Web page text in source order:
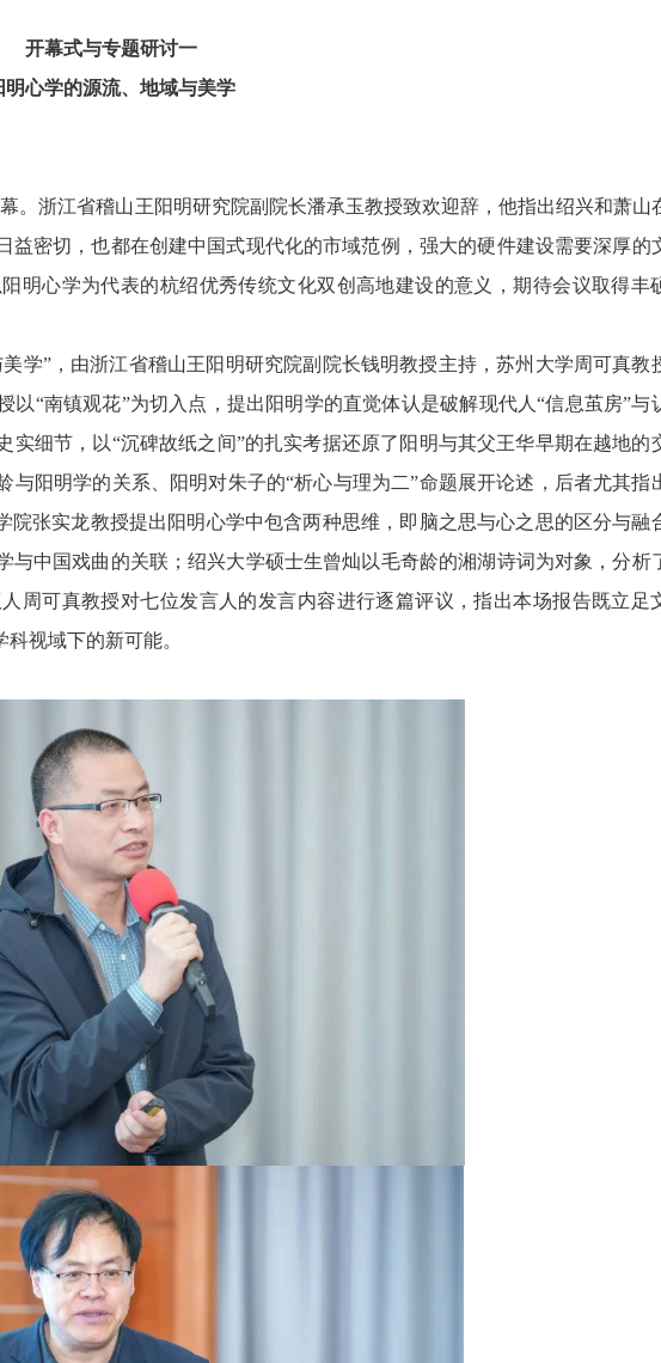
开幕式与专题研讨一
明心学的源流、地域与美学
。浙江省稽山王阳明研究院副院长潘承玉教授致欢迎辞，他指出绍兴和萧山
密切，也都在创建中国式现代化的市域范例，强大的硬件建设需要深厚的
明心学为代表的杭绍优秀传统文化双创高地建设的意义，期待会议取得丰
学”，由浙江省稽山王阳明研究院副院长钱明教授主持，苏州大学周可真教
“南镇观花”为切入点，提出阳明学的直觉体认是破解现代人“信息茧房”与
细节，以“沉碑故纸之间”的扎实考据还原了阳明与其父王华早期在越地的
阳明学的关系、阳明对朱子的“析心与理为二”命题展开论述，后者尤其指
院张实龙教授提出阳明心学中包含两种思维，即脑之思与心之思的区分与融
中国戏曲的关联；绍兴大学硕士生曾灿以毛奇龄的湘湖诗词为对象，分析
周可真教授对七位发言人的发言内容进行逐篇评议，指出本场报告既立足
视域下的新可能。